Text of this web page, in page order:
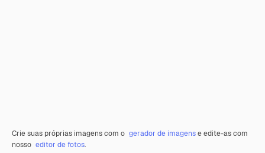
Crie suas próprias imagens com o gerador de imagense edite-as com
nosso editor de fotos.